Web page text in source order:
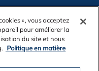
», vous acceptez
pour améliorer la
du site et nous
Politique en matière